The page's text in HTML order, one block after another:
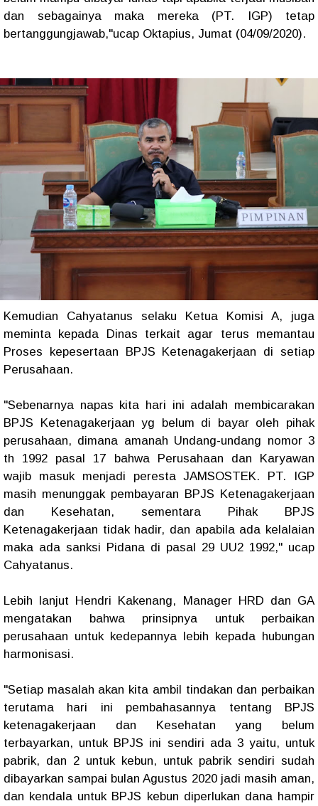
dan sebagainya maka mereka (PT. IGP) tetap
bertanggungjawab,"ucap Oktapius, Jumat (04/09/2020).
Kemudian Cahyatanus selaku Ketua Komisi A, juga
meminta kepada Dinas terkait agar terus memantau
Proses kepesertaan BPJS Ketenagakerjaan di setiap
Perusahaan.
"Sebenarnya napas kita hari ini adalah membicarakan
BPJS Ketenagakerjaan yg belum di bayar oleh pihak
perusahaan, dimana amanah Undang-undang nomor 3
th 1992 pasal 17 bahwa Perusahaan dan Karyawan
wajib masuk menjadi peresta JAMSOSTEK. PT. IGP
masih menunggak pembayaran BPJS Ketenagakerjaan
dan Kesehatan, sementara Pihak BPJS
Ketenagakerjaan tidak hadir, dan apabila ada kelalaian
maka ada sanksi Pidana di pasal 29 UU2 1992," ucap
Cahyatanus.
Lebih lanjut Hendri Kakenang, Manager HRD dan GA
mengatakan bahwa prinsipnya untuk perbaikan
perusahaan untuk kedepannya lebih kepada hubungan
harmonisasi.
"Setiap masalah akan kita ambil tindakan dan perbaikan
terutama hari ini pembahasannya tentang BPJS
ketenagakerjaan dan Kesehatan yang belum
terbayarkan, untuk BPJS ini sendiri ada 3 yaitu, untuk
pabrik, dan 2 untuk kebun, untuk pabrik sendiri sudah
dibayarkan sampai bulan Agustus 2020 jadi masih aman,
dan kendala untuk BPJS kebun diperlukan dana hampir